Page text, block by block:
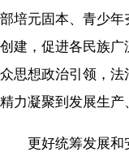
部培元固本、青少
创建，促进各民族广
众思想政治引领，
精力凝聚到发展生产
更好统筹发展和安